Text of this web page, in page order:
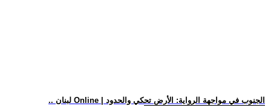
.. لبنان Online | الجنوب في مواجهة الرواية: الأرض تحكي والحدود